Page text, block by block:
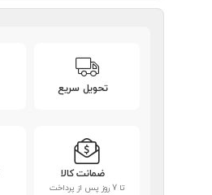
تحویل سریع
ضمانت کالا
تا 7 روز پس از پرداخت